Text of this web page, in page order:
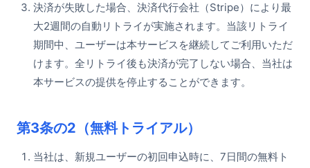
決済が失敗した場合、決済代行会社（Stripe）により最
大2週間の自動リトライが実施されます。当該リトライ
期間中、ユーザーは本サービスを継続してご利用いただ
けます。全リトライ後も決済が完了しない場合、当社は
本サービスの提供を停止することができます。
第3条の2（無料トライアル）
当社は、新規ユーザーの初回申込時に、7日間の無料ト